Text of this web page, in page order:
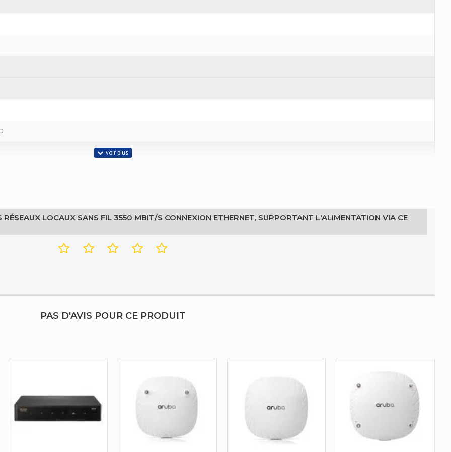
802.11ac,IEEE 802.11ax,IEEE 802.11b,IEEE 802.11g,IEEE 802.11n,IEEE 802.3af,IEEE 802.3at,IEEE 802.3bt,IEEE 802.3bz,IEEE 802.3z
LOCAUX SANS FIL 3550 MBIT/S CONNEXION ETHERNET, SUPPORTANT L'ALIMENTATION VIA CE
PAS D'AVIS POUR CE PRODUIT